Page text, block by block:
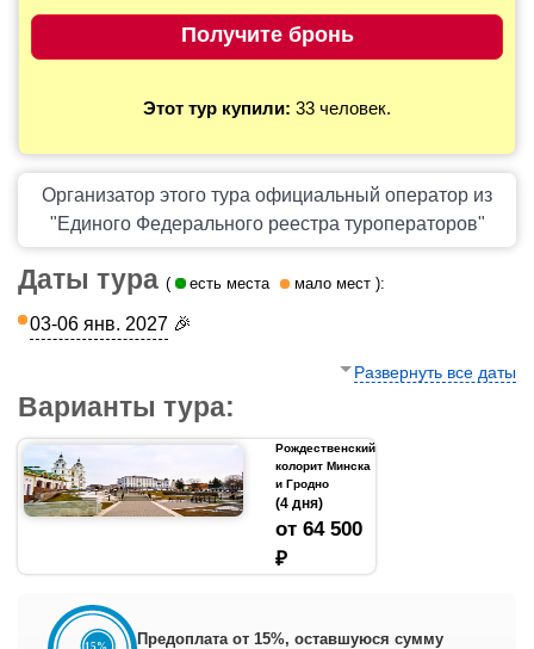
Этот тур купили: 33 человек.
Организатор этого тура официальный оператор из
"Единого Федерального реестра туроператоров"
Даты тура ( есть места мало мест ):
03-06 янв. 2027 🎉
Развернуть все даты
Варианты тура:
Рождественский
колорит Минска
и Гродно
(4 дня)
от 64 500
₽
Предоплата от 15%, оставшуюся сумму